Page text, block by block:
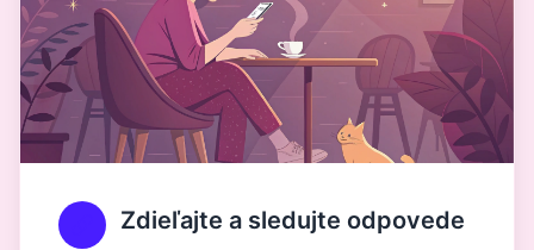
Zdieľajte a sledujte odpovede